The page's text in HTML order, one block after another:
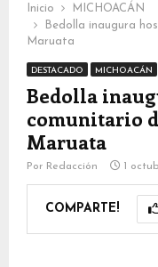
Inicio
MICHOACÁN
Bedolla inaugura
Maruata
DESTACADO MICHOACÁN
Bedolla
comunitario
Maruata
Por Redacción 1
COMPARTE!